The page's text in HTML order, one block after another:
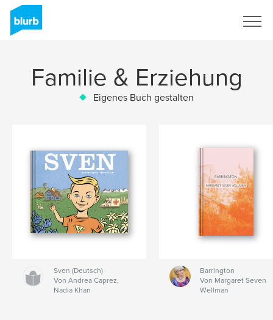
Familie & Erziehung
Eigenes Buch gestalten
Sven (Deutsch)
Von Andrea Caprez,
Nadia Khan
Barrington
Von Margaret Seven
Wellman